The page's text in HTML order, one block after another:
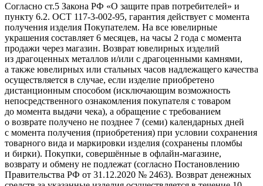
Согласно ст.5 Закона РФ «О защите прав потребителей» и
пункту 6.2. ОСТ 117-3-002-95, гарантия действует с момента
получения изделия Покупателем. На все ювелирные
украшения составляет 6 месяцев, на часы 2 года с момента
продажи через магазин. Возврат ювелирных изделий
из драгоценных металлов и/или с драгоценными камнями,
а также ювелирных или стальных часов надлежащего качества
осуществляется в случае, если изделие приобретено
дистанционным способом (исключающим возможность
непосредственного ознакомления покупателя с товаром
до момента выдачи чека), а обращение с требованием
о возврате получено не позднее 7 (семи) календарных дней
с момента получения (приобретения) при условии сохранения
товарного вида и маркировки изделия (сохранены пломбы
и бирки). Покупки, совершённые в офлайн-магазине,
возврату и обмену не подлежат (согласно Постановлению
Правительства РФ от 31.12.2020 № 2463). Возврат денежных